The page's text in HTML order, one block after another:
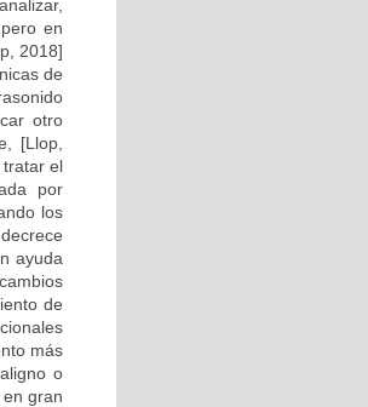
en
2018]
de
otro
[Llop,
el
por
los
ayuda
de
más
o
gran